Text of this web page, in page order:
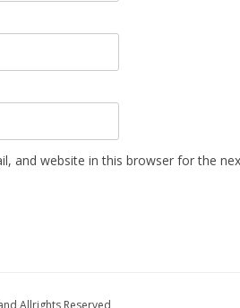
and website in this browser for the
Allrights Reserved